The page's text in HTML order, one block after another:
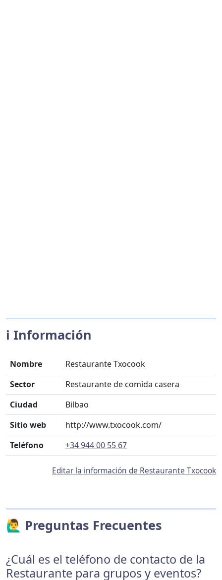
ℹ️ Información
Nombre
Restaurante Txocook
Sector
Restaurante de comida casera
Ciudad
Bilbao
Sitio web
http://www.txocook.com/
Teléfono
+34 944 00 55 67
Editar la información de Restaurante Txocook
🙋‍♂️ Preguntas Frecuentes
¿Cuál es el teléfono de contacto de la
Restaurante para grupos y eventos?